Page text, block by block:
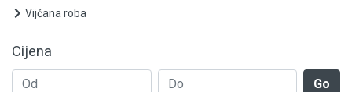
Grijanje i klimatizacija
Mjerno-regulaciona oprema
RASPRODAJA
Vijčana roba
Cijena
Go